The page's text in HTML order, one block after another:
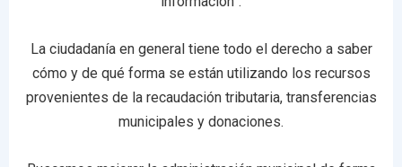
La ciudadanía en general tiene todo el derecho a saber
cómo y de qué forma se están utilizando los recursos
provenientes de la recaudación tributaria, transferencias
municipales y donaciones.